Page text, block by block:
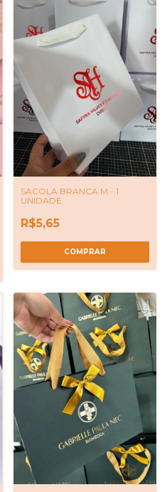
SACOLA BRANCA M - 1
UNIDADE
R$5,65
COMPRAR